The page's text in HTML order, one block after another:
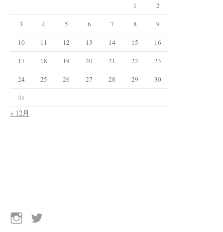
1 2
3 4 5 6 7 8 9
10 11 12 13 14 15 16
17 18 19 20 21 22 23
24 25 26 27 28 29 30
31
« 12月